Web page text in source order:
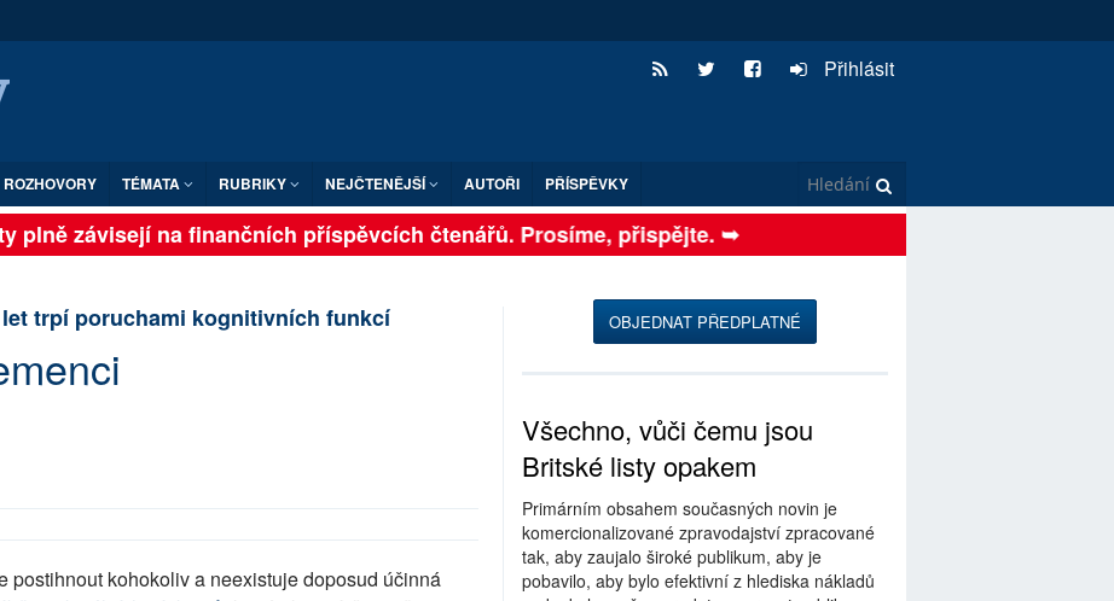
Přihlásit
ROZHOVORY TÉMATA RUBRIKY NEJČTENĚJŠÍ AUTOŘI PŘÍSPĚVKY
závisejí na finančních příspěvcích čtenářů. Prosíme, přispějte. ➥
trpí poruchami kognitivních funkcí
postihnout kohokoliv a neexistuje doposud účinná
OBJEDNAT PŘEDPLATNÉ
Všechno, vůči čemu jsou
Britské listy opakem
Primárním obsahem současných novin je
komercionalizované zpravodajství zpracované
tak, aby zaujalo široké publikum, aby je
pobavilo, aby bylo efektivní z hlediska nákladů